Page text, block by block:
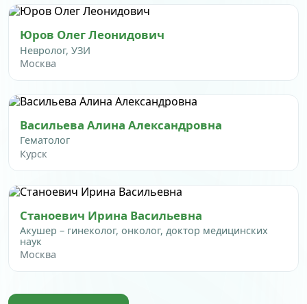
Юров Олег Леонидович
Невролог, УЗИ
Москва
Васильева Алина Александровна
Гематолог
Курск
Станоевич Ирина Васильевна
Акушер – гинеколог, онколог, доктор медицинских
наук
Москва